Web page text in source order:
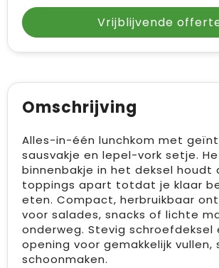
Vrijblijvende
Omschrijving
Alles-in-één lunchkom met
sausvakje en lepel-vork setje.
binnenbakje in het deksel houdt
toppings apart totdat je klaar
eten. Compact, herbruikbaar
voor salades, snacks of lichte
onderweg. Stevig schroefdeksel
opening voor gemakkelijk vullen,
schoonmaken.